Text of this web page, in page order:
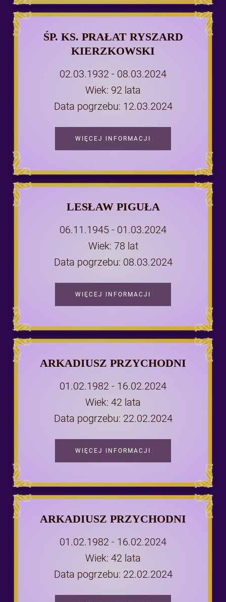
ŚP. KS. PRAŁAT RYSZARD
KIERZKOWSKI
02.03.1932 - 08.03.2024
Wiek: 92 lata
Data pogrzebu: 12.03.2024
WIĘCEJ INFORMACJI
LESŁAW PIGUŁA
06.11.1945 - 01.03.2024
Wiek: 78 lat
Data pogrzebu: 08.03.2024
WIĘCEJ INFORMACJI
ARKADIUSZ PRZYCHODNI
01.02.1982 - 16.02.2024
Wiek: 42 lata
Data pogrzebu: 22.02.2024
WIĘCEJ INFORMACJI
ARKADIUSZ PRZYCHODNI
01.02.1982 - 16.02.2024
Wiek: 42 lata
Data pogrzebu: 22.02.2024